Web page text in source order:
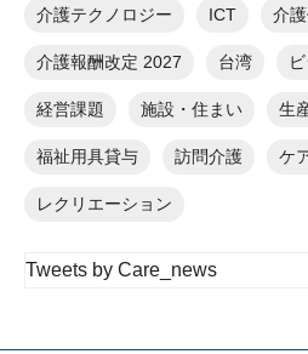
介護テクノロジー ICT 介
介護報酬改定 2027 台湾
経営課題 施設・住まい 生
福祉用具貸与 訪問介護 ケ
レクリエーション
Tweets by Care_news